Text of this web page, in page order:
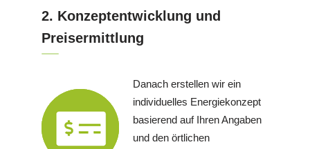
2. Konzeptentwicklung und
Preisermittlung
Danach erstellen wir ein
individuelles Energiekonzept
basierend auf Ihren Angaben
und den örtlichen